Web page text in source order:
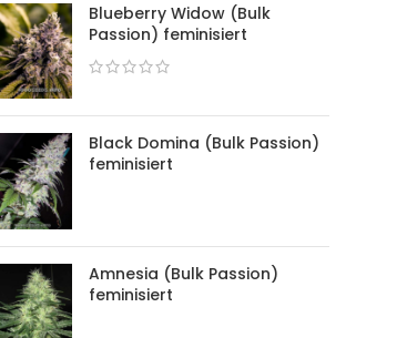
Blueberry Widow (Bulk
Passion) feminisiert
Black Domina (Bulk Passion)
feminisiert
Amnesia (Bulk Passion)
feminisiert